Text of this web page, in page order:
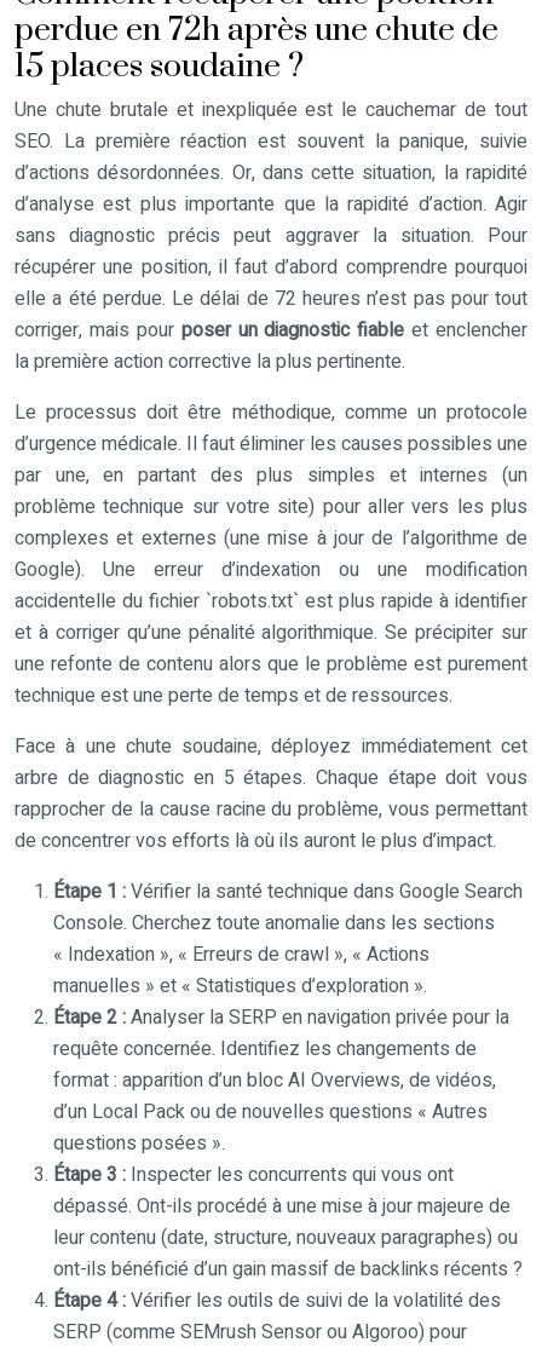
perdue en 72h après une chute de
15 places soudaine ?
Une chute brutale et inexpliquée est le cauchemar de tout
SEO. La première réaction est souvent la panique, suivie
d’actions désordonnées. Or, dans cette situation, la rapidité
d’analyse est plus importante que la rapidité d’action. Agir
sans diagnostic précis peut aggraver la situation. Pour
récupérer une position, il faut d’abord comprendre pourquoi
elle a été perdue. Le délai de 72 heures n’est pas pour tout
corriger, mais pour poser un diagnostic fiable et enclencher
la première action corrective la plus pertinente.
Le processus doit être méthodique, comme un protocole
d’urgence médicale. Il faut éliminer les causes possibles une
par une, en partant des plus simples et internes (un
problème technique sur votre site) pour aller vers les plus
complexes et externes (une mise à jour de l’algorithme de
Google). Une erreur d’indexation ou une modification
accidentelle du fichier `robots.txt` est plus rapide à identifier
et à corriger qu’une pénalité algorithmique. Se précipiter sur
une refonte de contenu alors que le problème est purement
technique est une perte de temps et de ressources.
Face à une chute soudaine, déployez immédiatement cet
arbre de diagnostic en 5 étapes. Chaque étape doit vous
rapprocher de la cause racine du problème, vous permettant
de concentrer vos efforts là où ils auront le plus d’impact.
Étape 1 :Vérifier la santé technique dans Google Search
Console. Cherchez toute anomalie dans les sections
« Indexation », « Erreurs de crawl », « Actions
manuelles » et « Statistiques d’exploration ».
Étape 2 :Analyser la SERP en navigation privée pour la
requête concernée. Identifiez les changements de
format : apparition d’un bloc AI Overviews, de vidéos,
d’un Local Pack ou de nouvelles questions « Autres
questions posées ».
Étape 3 : Inspecter les concurrents qui vous ont
dépassé. Ont-ils procédé à une mise à jour majeure de
leur contenu (date, structure, nouveaux paragraphes) ou
ont-ils bénéficié d’un gain massif de backlinks récents ?
Étape 4 :Vérifier les outils de suivi de la volatilité des
SERP (comme SEMrush Sensor ou Algoroo) pour